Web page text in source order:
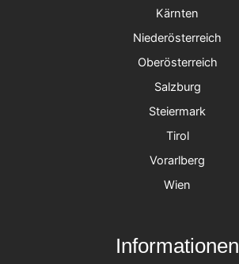
Kärnten
Niederösterreich
Oberösterreich
Salzburg
Steiermark
Tirol
Vorarlberg
Wien
Informationen